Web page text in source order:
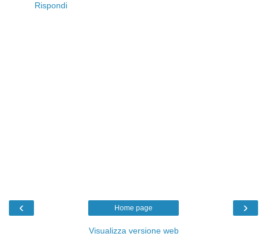
Rispondi
‹ ›
Home page
Visualizza versione web